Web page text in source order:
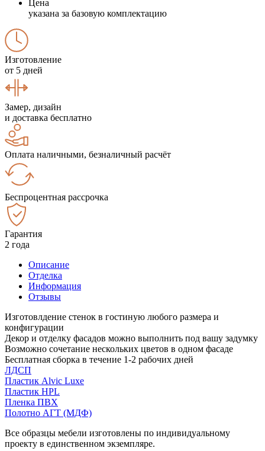
Цена
указана за базовую комплектацию
Изготовление
от 5 дней
Замер, дизайн
и доставка бесплатно
Оплата наличными, безналичный расчёт
Беспроцентная рассрочка
Гарантия
2 года
Описание
Отделка
Информация
Отзывы
Изготовлдение стенок в гостиную любого размера и
конфигурации
Декор и отделку фасадов можно выполнить под вашу задумку
Возможно сочетание нескольких цветов в одном фасаде
Бесплатная сборка в течение 1-2 рабочих дней
ЛДСП
Пластик Alvic Luxe
Пластик HPL
Пленка ПВХ
Полотно АГТ (МДФ)
Все образцы мебели изготовлены по индивидуальному
проекту в единственном экземпляре.